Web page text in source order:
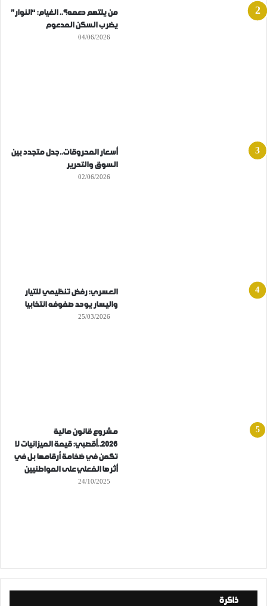
من يلتهم دعمه؟.. الغيام: “النوار”
يضرب السكن المدعوم
04/06/2026
أسعار المحروقات..جدل متجدد بين
السوق والتحرير
02/06/2026
العسري: رفض تنظيمي للتيار
واليسار يوحد صفوفه انتخابيا
25/03/2026
مشروع قانون مالية
2026..أقصبي: قيمة الميزانيات لا
تكمن في ضخامة أرقامها بل في
أثرها الفعلي على المواطنيين
24/10/2025
ذاكرة